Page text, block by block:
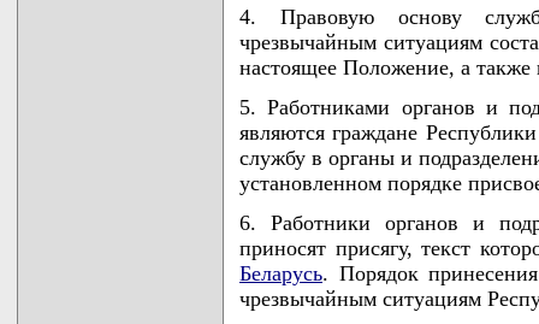
4. Правовую основу
чрезвычайным ситуациям
настоящее Положение, а также
5. Работниками органов и
являются граждане
службу в органы и
установленном порядке
6. Работники органов и
приносят присягу, текст
Беларусь. Порядок
чрезвычайным ситуациям